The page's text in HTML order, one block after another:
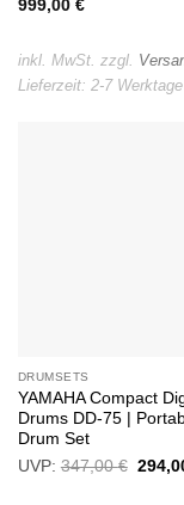
999,00 €
inkl. MwSt. zzgl.
Lieferzeit: 2-7 Werktage
DRUMSETS
YAMAHA Compact
Drums DD-75 |
Drum Set
UVP: 347,00€